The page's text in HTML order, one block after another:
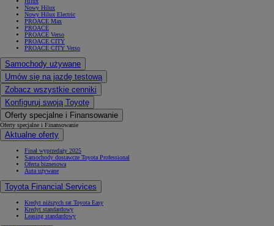
Nowy Hilux
Nowy Hilux Electric
PROACE Max
PROACE
PROACE Verso
PROACE CITY
PROACE CITY Verso
Samochody używane
Umów się na jazdę testową
Zobacz wszystkie cenniki
Konfiguruj swoją Toyotę
Oferty specjalne i Finansowanie
Oferty specjalne i Finansowanie
Aktualne oferty
Finał wyprzedaży 2025
Samochody dostawcze Toyota Professional
Oferta biznesowa
Auta używane
Toyota Financial Services
Kredyt niższych rat Toyota Easy
Kredyt standardowy
Leasing standardowy